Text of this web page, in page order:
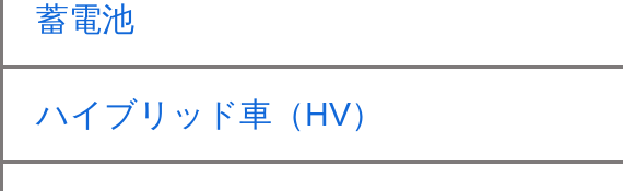
蓄電池
ハイブリッド車（HV）